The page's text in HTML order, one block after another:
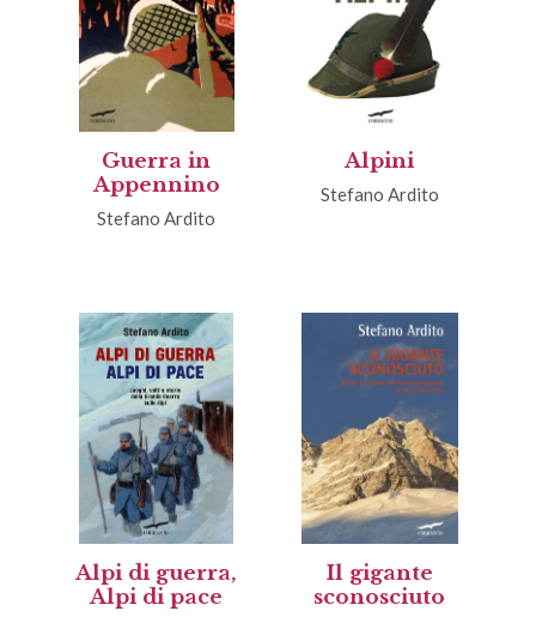
Guerra in
Appennino
Stefano Ardito
Alpini
Stefano Ardito
Alpi di guerra,
Alpi di pace
Il gigante
sconosciuto